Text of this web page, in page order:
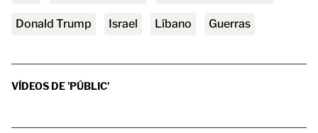
Donald Trump Israel Líbano Guerras
VÍDEOS DE 'PÚBLIC'